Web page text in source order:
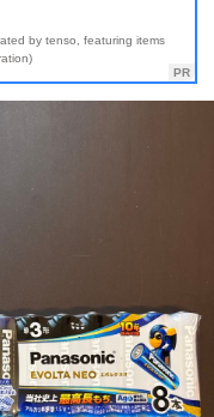
by tenso, featuring items